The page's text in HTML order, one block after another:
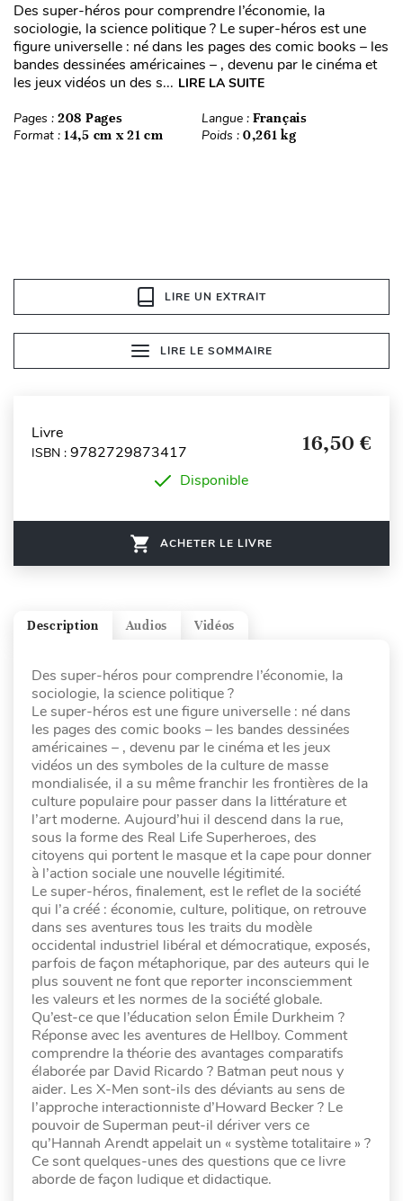
Des super-héros pour comprendre l’économie, la
sociologie, la science politique ? Le super-héros est une
figure universelle : né dans les pages des comic books – les
bandes dessinées américaines – , devenu par le cinéma et
les jeux vidéos un des s... LIRE LA SUITE
Pages : 208 Pages Langue : Français
Format : 14,5 cm x 21 cm Poids : 0,261 kg
LIRE UN EXTRAIT
LIRE LE SOMMAIRE
Livre
ISBN : 9782729873417 16,50 €
Disponible
ACHETER LE LIVRE
Vidéos
Audios
Description
Des super-héros pour comprendre l’économie, la
sociologie, la science politique ?
Le super-héros est une figure universelle : né dans
les pages des comic books – les bandes dessinées
américaines – , devenu par le cinéma et les jeux
vidéos un des symboles de la culture de masse
mondialisée, il a su même franchir les frontières de la
culture populaire pour passer dans la littérature et
l’art moderne. Aujourd’hui il descend dans la rue,
sous la forme des Real Life Superheroes, des
citoyens qui portent le masque et la cape pour donner
à l’action sociale une nouvelle légitimité.
Le super-héros, finalement, est le reflet de la société
qui l’a créé : économie, culture, politique, on retrouve
dans ses aventures tous les traits du modèle
occidental industriel libéral et démocratique, exposés,
parfois de façon métaphorique, par des auteurs qui le
plus souvent ne font que reporter inconsciemment
les valeurs et les normes de la société globale.
Qu’est-ce que l’éducation selon Émile Durkheim ?
Réponse avec les aventures de Hellboy. Comment
comprendre la théorie des avantages comparatifs
élaborée par David Ricardo ? Batman peut nous y
aider. Les X-Men sont-ils des déviants au sens de
l’approche interactionniste d’Howard Becker ? Le
pouvoir de Superman peut-il dériver vers ce
qu’Hannah Arendt appelait un « système totalitaire » ?
Ce sont quelques-unes des questions que ce livre
aborde de façon ludique et didactique.